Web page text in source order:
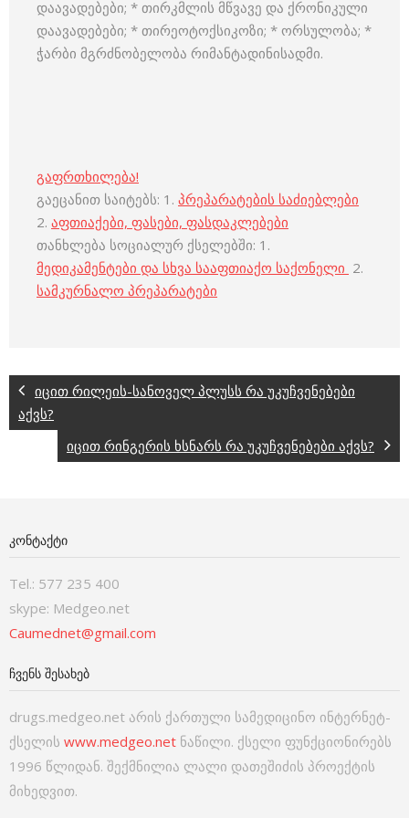
დაავადებები; * თირკმლის მწვავე და ქრონიკული
დაავადებები; * თირეოტოქსიკოზი; * ორსულობა; *
ჭარბი მგრძნობელობა რიმანტადინისადმი.
გაფრთხილება!
გაეცანით საიტებს: 1. პრეპარატების საძიებლები
2. აფთიაქები, ფასები, ფასდაკლებები
თანხლება სოციალურ ქსელებში: 1.
მედიკამენტები და სხვა სააფთიაქო საქონელი 2.
სამკურნალო პრეპარატები
იცით რილეის-სანოველ პლუსს რა უკუჩვენებები
აქვს?
იცით რინგერის ხსნარს რა უკუჩვენებები აქვს?
ᲙᲝᲜᲢᲐᲥᲢᲘ
Tel.: 577 235 400
skype: Medgeo.net
Caumednet@gmail.com
ᲩᲕᲔᲜᲡ ᲨᲔᲡᲐᲮᲔᲑ
drugs.medgeo.net არის ქართული სამედიცინო ინტერნეტ-
ქსელის www.medgeo.net ნაწილი. ქსელი ფუნქციონირებს
1996 წლიდან. შექმნილია ლალი დათეშიძის პროექტის
მიხედვით.